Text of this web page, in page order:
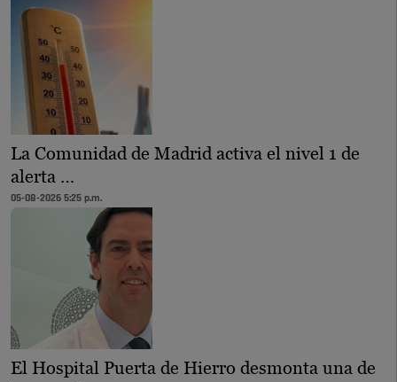
La Comunidad de Madrid activa el nivel 1 de
alerta …
05-08-2026 5:25 p.m.
El Hospital Puerta de Hierro desmonta una de